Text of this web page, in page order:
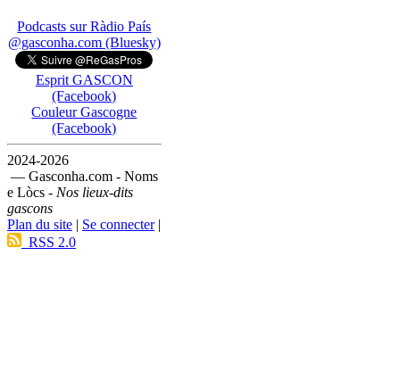
Podcasts sur Ràdio País
@gasconha.com (Bluesky)
Esprit GASCON
(Facebook)
Couleur Gascogne
(Facebook)
2024-2026
— Gasconha.com - Noms
e Lòcs - Nos lieux-dits
gascons
Plan du site | Se connecter|
RSS 2.0